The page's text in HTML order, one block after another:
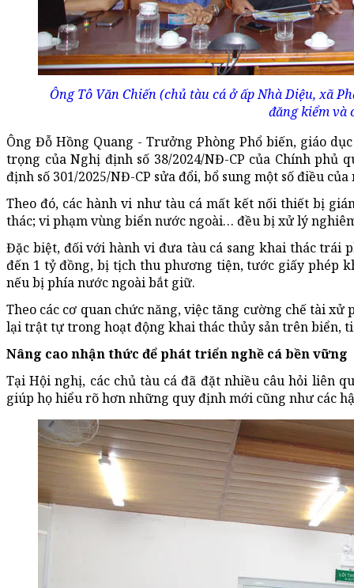
Ông Tô Văn Chiến (chủ tàu cá ở ấp Nhà Diệu, xã
đăng kiểm và
Ông Đỗ Hồng Quang - Trưởng Phòng Phổ biến, giáo
trọng của Nghị định số 38/2024/NĐ-CP của Chính
định số 301/2025/NĐ-CP sửa đổi, bổ sung một số điều
Theo đó, các hành vi như tàu cá mất kết nối thiết bị
thác; vi phạm vùng biển nước ngoài… đều bị xử lý
Đặc biệt, đối với hành vi đưa tàu cá sang khai thác trái
đến 1 tỷ đồng, bị tịch thu phương tiện, tước giấy phép
nếu bị phía nước ngoài bắt giữ.
Theo các cơ quan chức năng, việc tăng cường chế tài
lại trật tự trong hoạt động khai thác thủy sản trên biển,
Nâng cao nhận thức để phát triển nghề cá bền vững
Tại Hội nghị, các chủ tàu cá đã đặt nhiều câu hỏi liên
giúp họ hiểu rõ hơn những quy định mới cũng như các